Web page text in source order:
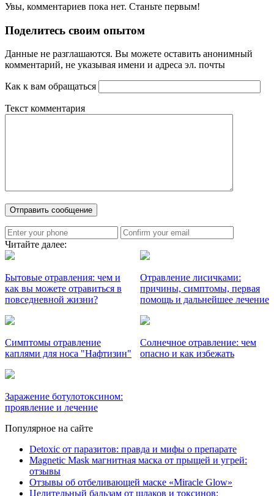
Увы, комментариев пока нет. Станьте первым!
Поделитесь своим опытом
Данные не разглашаются. Вы можете оставить анонимный
комментарий, не указывая имени и адреса эл. почты
Как к вам обращаться
Текст комментария
Читайте далее:
Бытовые отравления: чем и
как вы можете отравиться в
повседневной жизни?
Отравление лисичками:
причины, симптомы, первая
помощь и дальнейшее лечение
Симптомы отравление
каплями для носа "Нафтизин"
Солнечное отравление: чем
опасно и как избежать
Заражение ботулотоксином:
проявление и лечение
Популярное на сайте
Detoxic от паразитов: правда и мифы о препарате
Magnetic Mask магнитная маска от прыщей и угрей:
отзывы
Отзывы об отбеливающей маске «Miracle Glow»
Целительный бальзам от шлаков и токсинов: